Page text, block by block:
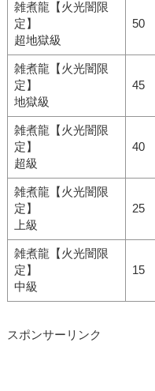
雑煮龍【火光闇限
定】
超地獄級
50
雑煮龍【火光闇限
定】
地獄級
45
雑煮龍【火光闇限
定】
超級
40
雑煮龍【火光闇限
定】
上級
25
雑煮龍【火光闇限
定】
中級
15
スポンサーリンク